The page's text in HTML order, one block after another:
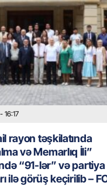
- 16:17
rayon təşkilatında
və Memarlıq İli”
“91-lər” və partiya
ilə görüş keçirilib –